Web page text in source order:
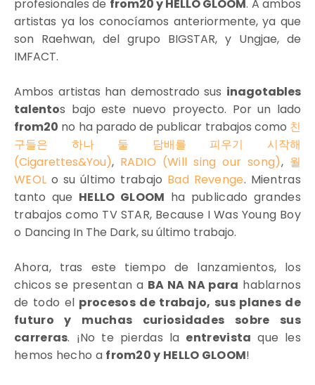
profesionales de from20 y HELLO GLOOM. A ambos
artistas ya los conocíamos anteriormente, ya que
son Raehwan, del grupo BIGSTAR, y Ungjae, de
IMFACT.
Ambos artistas han demostrado sus inagotables
talentos bajo este nuevo proyecto. Por un lado
from20 no ha parado de publicar trabajos como 친
구들은 하나 둘 담배를 피우기 시작해
(Cigarettes&You), RADIO (Will sing our song), 월
WEOL o su último trabajo Bad Revenge. Mientras
tanto que HELLO GLOOM ha publicado grandes
trabajos como TV STAR, Because I Was Young Boy
o Dancing In The Dark, su último trabajo.
Ahora, tras este tiempo de lanzamientos, los
chicos se presentan a BA NA NA para hablarnos
de todo el procesos de trabajo, sus planes de
futuro y muchas curiosidades sobre sus
carreras. ¡No te pierdas la entrevista que les
hemos hecho a from20 y HELLO GLOOM!